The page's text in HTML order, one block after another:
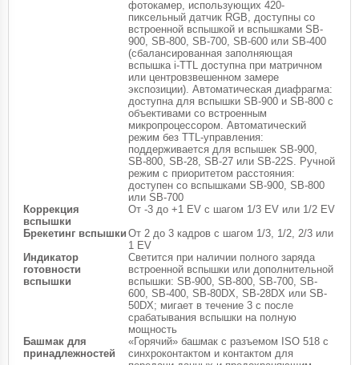
фотокамер, использующих 420-
пиксельный датчик RGB, доступны со
встроенной вспышкой и вспышками SB-
900, SB-800, SB-700, SB-600 или SB-400
(сбалансированная заполняющая
вспышка i-TTL доступна при матричном
или центровзвешенном замере
экспозиции). Автоматическая диафрагма:
доступна для вспышки SB-900 и SB-800 с
объективами со встроенным
микропроцессором. Автоматический
режим без TTL-управления:
поддерживается для вспышек SB-900,
SB-800, SB-28, SB-27 или SB-22S. Ручной
режим с приоритетом расстояния:
доступен со вспышками SB-900, SB-800
или SB-700
Коррекция
вспышки
От -3 до +1 EV с шагом 1/3 EV или 1/2 EV
Брекетинг вспышки От 2 до 3 кадров с шагом 1/3, 1/2, 2/3 или
1 EV
Индикатор
готовности
вспышки
Светится при наличии полного заряда
встроенной вспышки или дополнительной
вспышки: SB-900, SB-800, SB-700, SB-
600, SB-400, SB-80DX, SB-28DX или SB-
50DX; мигает в течение 3 с после
срабатывания вспышки на полную
мощность
Башмак для
принадлежностей
«Горячий» башмак с разъемом ISO 518 с
синхроконтактом и контактом для